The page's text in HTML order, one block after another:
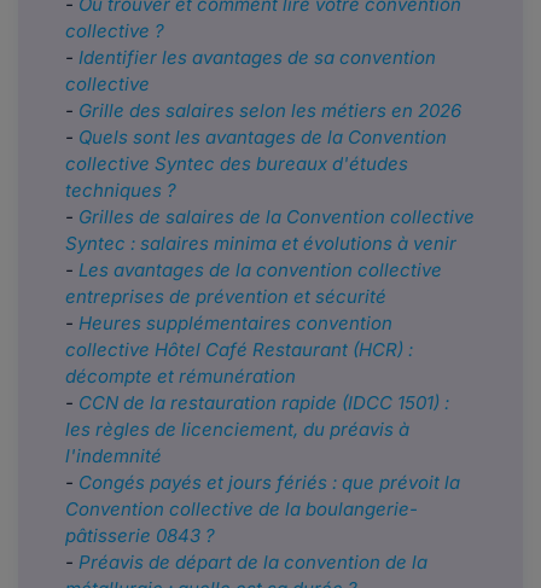
collective ?
- Identifier les avantages de sa convention
collective
- Grille des salaires selon les métiers en 2026
- Quels sont les avantages de la Convention
collective Syntec des bureaux d'études
techniques ?
- Grilles de salaires de la Convention collective
Syntec : salaires minima et évolutions à venir
- Les avantages de la convention collective
entreprises de prévention et sécurité
- Heures supplémentaires convention
collective Hôtel Café Restaurant (HCR) :
décompte et rémunération
- CCN de la restauration rapide (IDCC 1501) :
les règles de licenciement, du préavis à
l'indemnité
- Congés payés et jours fériés : que prévoit la
Convention collective de la boulangerie-
pâtisserie 0843 ?
- Préavis de départ de la convention de la